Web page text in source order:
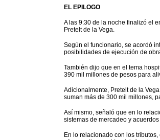
EL EPILOGO
A las 9:30 de la noche finalizó el
Pretelt de la Vega.
Según el funcionario, se acordó
posibilidades de ejecución de
También dijo que en el tema
390 mil millones de pesos para
Adicionalmente, Pretelt de la
suman más de 300 mil millones,
Así mismo, señaló que en lo
sistemas de mercadeo y
En lo relacionado con los